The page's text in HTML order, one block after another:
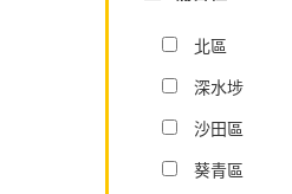
北區
深水埗
沙田區
葵青區